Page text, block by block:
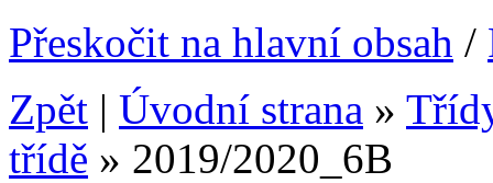
Přeskočit na hlavní obsah /
Zpět | Úvodní strana »
třídě » 2019/2020_6B